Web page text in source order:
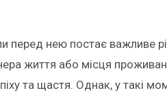
перед нею постає важливе
життя або місця
та щастя. Однак, у такі